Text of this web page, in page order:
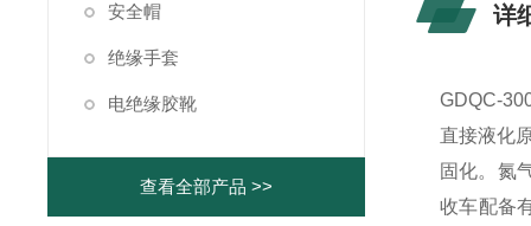
安全帽
绝缘手套
电绝缘胶靴
查看全部产品 >>
详
GDQC-
直接液化
固化。氮
收车配备